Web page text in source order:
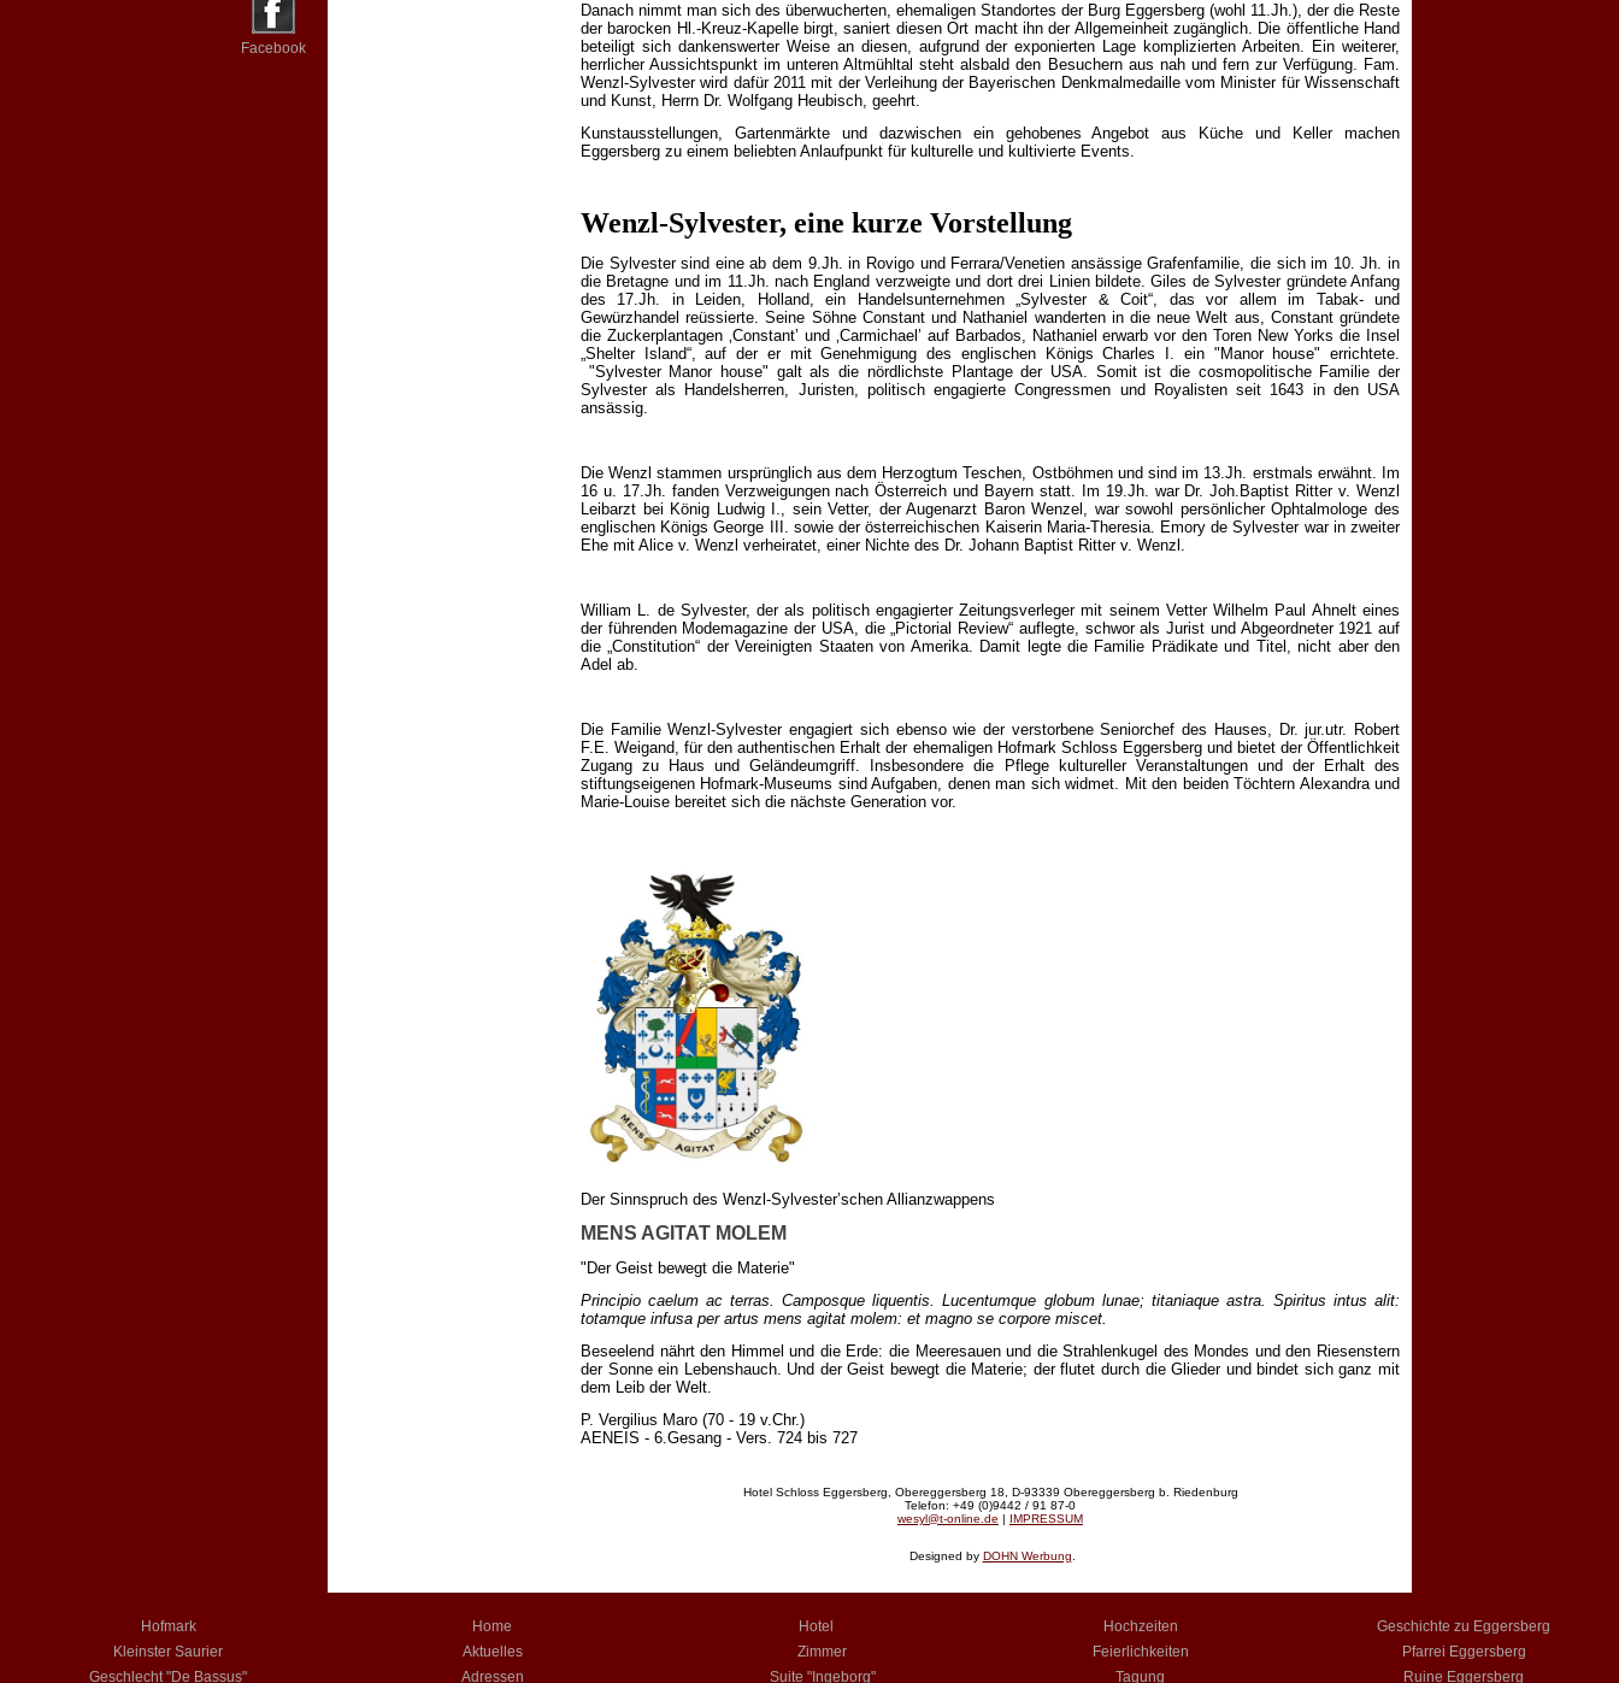
Facebook
Danach nimmt man sich des überwucherten, ehemaligen Standortes der Burg Eggersberg (wohl 11.Jh.), der die Reste
der barocken Hl.-Kreuz-Kapelle birgt, saniert diesen Ort macht ihn der Allgemeinheit zugänglich. Die öffentliche Hand
beteiligt sich dankenswerter Weise an diesen, aufgrund der exponierten Lage komplizierten Arbeiten. Ein weiterer,
herrlicher Aussichtspunkt im unteren Altmühltal steht alsbald den Besuchern aus nah und fern zur Verfügung. Fam.
Wenzl-Sylvester wird dafür 2011 mit der Verleihung der Bayerischen Denkmalmedaille vom Minister für Wissenschaft
und Kunst, Herrn Dr. Wolfgang Heubisch, geehrt.
Kunstausstellungen, Gartenmärkte und dazwischen ein gehobenes Angebot aus Küche und Keller machen
Eggersberg zu einem beliebten Anlaufpunkt für kulturelle und kultivierte Events.
Wenzl-Sylvester, eine kurze Vorstellung
Die Sylvester sind eine ab dem 9.Jh. in Rovigo und Ferrara/Venetien ansässige Grafenfamilie, die sich im 10. Jh. in
die Bretagne und im 11.Jh. nach England verzweigte und dort drei Linien bildete. Giles de Sylvester gründete Anfang
des 17.Jh. in Leiden, Holland, ein Handelsunternehmen „Sylvester & Coit“, das vor allem im Tabak- und
Gewürzhandel reüssierte. Seine Söhne Constant und Nathaniel wanderten in die neue Welt aus, Constant gründete
die Zuckerplantagen ‚Constant’ und ‚Carmichael’ auf Barbados, Nathaniel erwarb vor den Toren New Yorks die Insel
„Shelter Island“, auf der er mit Genehmigung des englischen Königs Charles I. ein "Manor house" errichtete.
"Sylvester Manor house" galt als die nördlichste Plantage der USA. Somit ist die cosmopolitische Familie der
Sylvester als Handelsherren, Juristen, politisch engagierte Congressmen und Royalisten seit 1643 in den USA
ansässig.
Die Wenzl stammen ursprünglich aus dem Herzogtum Teschen, Ostböhmen und sind im 13.Jh. erstmals erwähnt. Im
16 u. 17.Jh. fanden Verzweigungen nach Österreich und Bayern statt. Im 19.Jh. war Dr. Joh.Baptist Ritter v. Wenzl
Leibarzt bei König Ludwig I., sein Vetter, der Augenarzt Baron Wenzel, war sowohl persönlicher Ophtalmologe des
englischen Königs George III. sowie der österreichischen Kaiserin Maria-Theresia. Emory de Sylvester war in zweiter
Ehe mit Alice v. Wenzl verheiratet, einer Nichte des Dr. Johann Baptist Ritter v. Wenzl.
William L. de Sylvester, der als politisch engagierter Zeitungsverleger mit seinem Vetter Wilhelm Paul Ahnelt eines
der führenden Modemagazine der USA, die „Pictorial Review“ auflegte, schwor als Jurist und Abgeordneter 1921 auf
die „Constitution“ der Vereinigten Staaten von Amerika. Damit legte die Familie Prädikate und Titel, nicht aber den
Adel ab.
Die Familie Wenzl-Sylvester engagiert sich ebenso wie der verstorbene Seniorchef des Hauses, Dr. jur.utr. Robert
F.E. Weigand, für den authentischen Erhalt der ehemaligen Hofmark Schloss Eggersberg und bietet der Öffentlichkeit
Zugang zu Haus und Geländeumgriff. Insbesondere die Pflege kultureller Veranstaltungen und der Erhalt des
stiftungseigenen Hofmark-Museums sind Aufgaben, denen man sich widmet. Mit den beiden Töchtern Alexandra und
Marie-Louise bereitet sich die nächste Generation vor.
Der Sinnspruch des Wenzl-Sylvester’schen Allianzwappens
MENS AGITAT MOLEM
"Der Geist bewegt die Materie"
Principio caelum ac terras. Camposque liquentis. Lucentumque globum lunae; titaniaque astra. Spiritus intus alit:
totamque infusa per artus mens agitat molem: et magno se corpore miscet.
Beseelend nährt den Himmel und die Erde: die Meeresauen und die Strahlenkugel des Mondes und den Riesenstern
der Sonne ein Lebenshauch. Und der Geist bewegt die Materie; der flutet durch die Glieder und bindet sich ganz mit
dem Leib der Welt.
P. Vergilius Maro (70 - 19 v.Chr.)
AENEIS - 6.Gesang - Vers. 724 bis 727
Hotel Schloss Eggersberg, Obereggersberg 18, D-93339 Obereggersberg b. Riedenburg
Telefon: +49 (0)9442 / 91 87-0
wesyl@t-online.de | IMPRESSUM
Designed by DOHN Werbung
Hofmark
Kleinster Saurier
Geschlecht "De Bassus"
Home
Aktuelles
Adressen
Hotel
Zimmer
Suite "Ingeborg"
Hochzeiten
Feierlichkeiten
Tagung
Geschichte zu Eggersberg
Pfarrei Eggersberg
Ruine Eggersberg